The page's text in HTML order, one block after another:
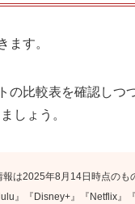
ます。
の比較表を確認し
しょう。
は2025年8月14日時点のも
』『Disney+』『Netflix』